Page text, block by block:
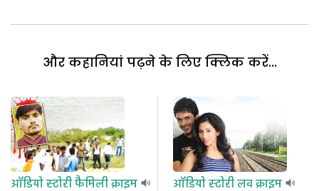
और कहानियां पढ़ने के लिए क्लिक करें...
ऑडियो स्टोरीफैमिली क्राइम ऑडियो स्टोरीलव क्राइम